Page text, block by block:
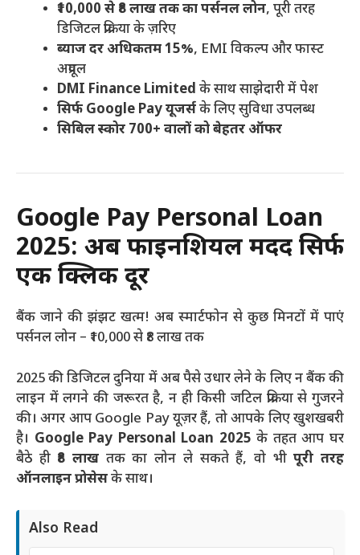
₹10,000 से ₹8 लाख तक का पर्सनल लोन, पूरी तरह
डिजिटल प्रक्रिया के ज़रिए
ब्याज दर अधिकतम 15%, EMI विकल्प और फास्ट
अप्रूवल
DMI Finance Limited के साथ साझेदारी में पेश
सिर्फ Google Pay यूजर्सके लिए सुविधा उपलब्ध
सिबिल स्कोर 700+ वालों को बेहतर ऑफर
Google Pay Personal Loan
2025: अब फाइनेंशियल मदद सिर्फ
एक क्लिक दूर
बैंक जाने की झंझट खत्म! अब स्मार्टफोन से कुछ मिनटों में पाएं
पर्सनल लोन – ₹10,000 से ₹8 लाख तक
2025 की डिजिटल दुनिया में अब पैसे उधार लेने के लिए न बैंक की
लाइन में लगने की जरूरत है, न ही किसी जटिल प्रक्रिया से गुजरने
की। अगर आप Google Pay यूज़र हैं, तो आपके लिए खुशखबरी
है। Google Pay Personal Loan 2025 के तहत आप घर
बैठे ही ₹8 लाख तक का लोन ले सकते हैं, वो भीपूरी तरह
ऑनलाइन प्रोसेसके साथ।
Also Read